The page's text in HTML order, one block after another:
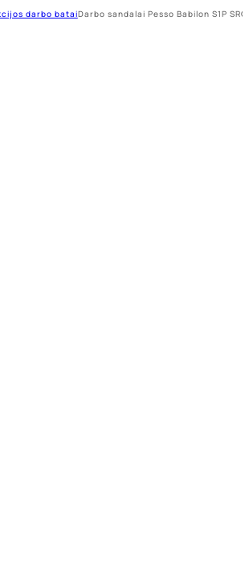
darbo bataiDarbo sandalai Pesso Babilon S1P SRC